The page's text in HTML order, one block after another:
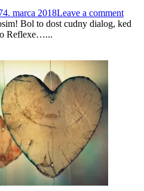
4. marca 2018Leave a comment
Bol to dost cudny dialog, ked
o Reflexe…...